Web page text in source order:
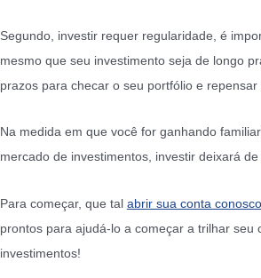
Segundo, investir requer regularidade, é
mesmo que seu investimento seja de longo
prazos para checar o seu portfólio e repensar
Na medida em que você for ganhando
mercado de investimentos, investir deixará
Para começar, que tal abrir sua conta conosco
prontos para ajudá-lo a começar a trilhar seu
investimentos!